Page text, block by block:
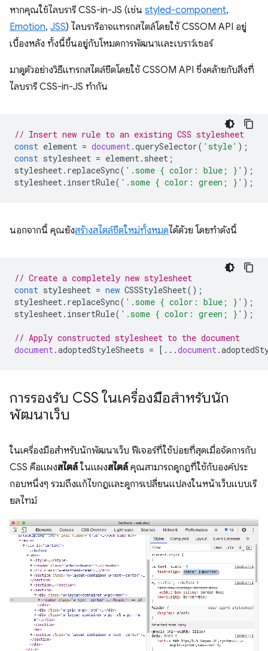
หากคุณใช้ไลบรารี CSS-in-JS (เช่น styled-component,
Emotion, JSS) ไลบรารีอาจแทรกสไตล์โดยใช้ CSSOM API อยู่
เบื้องหลัง ทั้งนี้ขึ้นอยู่กับโหมดการพัฒนาและเบราว์เซอร์
มาดูตัวอย่างวิธีแทรกสไตล์ชีตโดยใช้ CSSOM API ซึ่งคล้ายกับสิ่งที่
ไลบรารี CSS-in-JS ทํากัน
// Insert new rule to an existing CSS stylesheet
const element = document.querySelector( 'style' );
const stylesheet = element. sheet ;
stylesheet. replaceSync( '.some { color: blue; }' );
stylesheet. insertRule( '.some { color: green; }' );
นอกจากนี้ คุณยังสร้างสไตล์ชีตใหม่ทั้งหมดได้ด้วย โดยทำดังนี้
// Create a completely new stylesheet
const stylesheet = new CSSStyleSheet();
stylesheet. replaceSync( '.some { color: blue; }' );
stylesheet. insertRule( '.some { color: green; }' );
// Apply constructed stylesheet to the document
document.adoptedStyleSheets = [...document.
การรองรับ CSS ในเครื่องมือสำหรับนัก
พัฒนาเว็บ
ในเครื่องมือสำหรับนักพัฒนาเว็บ ฟีเจอร์ที่ใช้บ่อยที่สุดเมื่อจัดการกับ
CSS คือแผงสไตล์ในแผงสไตล์คุณสามารถดูกฎที่ใช้กับองค์ประ
กอบหนึ่งๆ รวมถึงแก้ไขกฎและดูการเปลี่ยนแปลงในหน้าเว็บแบบเรี
ยลไทม์